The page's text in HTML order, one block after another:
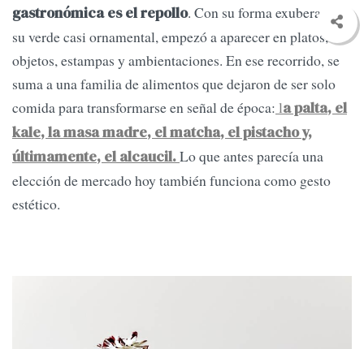
gastronómica es el repollo. Con su forma exuberante y
su verde casi ornamental, empezó a aparecer en platos,
objetos, estampas y ambientaciones. En ese recorrido, se
suma a una familia de alimentos que dejaron de ser solo
comida para transformarse en señal de época: la palta, el
kale, la masa madre, el matcha, el pistacho y,
últimamente, el alcaucil.Lo que antes parecía una
elección de mercado hoy también funciona como gesto
estético.